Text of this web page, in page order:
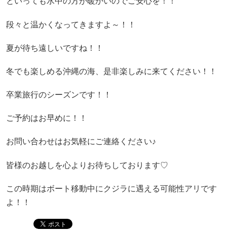
段々と温かくなってきますよ～！！
夏が待ち遠しいですね！！
冬でも楽しめる沖縄の海、是非楽しみに来てください！！
卒業旅行のシーズンです！！
ご予約はお早めに！！
お問い合わせはお気軽にご連絡ください♪
皆様のお越しを心よりお待ちしております♡
この時期はボート移動中にクジラに遇える可能性アリです
よ！！